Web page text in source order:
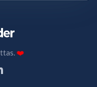
❤️